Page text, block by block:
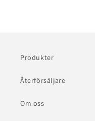
Produkter
Återförsäljare
Om oss